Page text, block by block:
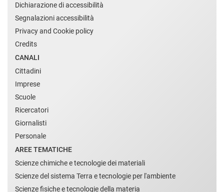
Dichiarazione di accessibilità
Segnalazioni accessibilità
Privacy and Cookie policy
Credits
CANALI
Cittadini
Imprese
Scuole
Ricercatori
Giornalisti
Personale
AREE TEMATICHE
Scienze chimiche e tecnologie dei materiali
Scienze del sistema Terra e tecnologie per l'ambiente
Scienze fisiche e tecnologie della materia